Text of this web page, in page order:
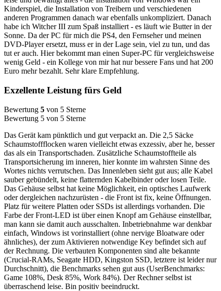
Kinderspiel, die Installation von Treibern und verschiedenen
anderen Programmen danach war ebenfalls unkompliziert. Danach
habe ich Witcher III zum Spaß installiert - es läuft wie Butter in der
Sonne. Da der PC für mich die PS4, den Fernseher und meinen
DVD-Player ersetzt, muss er in der Lage sein, viel zu tun, und das
tut er auch. Hier bekommt man einen Super-PC für vergleichsweise
wenig Geld - ein Kollege von mir hat nur bessere Fans und hat 200
Euro mehr bezahlt. Sehr klare Empfehlung.
Exzellente Leistung fürs Geld
Bewertung 5 von 5 Sterne
Bewertung 5 von 5 Sterne
Das Gerät kam pünktlich und gut verpackt an. Die 2,5 Säcke
Schaumstoffflocken waren vielleicht etwas exzessiv, aber he, besser
das als ein Transportschaden. Zusätzliche Schaumstoffteile als
Transportsicherung im inneren, hier konnte im wahrsten Sinne des
Wortes nichts verrutschen. Das Innenleben sieht gut aus; alle Kabel
sauber gebündelt, keine flatternden Kabelbinder oder losen Teile.
Das Gehäuse selbst hat keine Möglichkeit, ein optisches Laufwerk
oder dergleichen nachzurüsten - die Front ist fix, keine Öffnungen.
Platz für weitere Platten oder SSDs ist allerdings vorhanden. Die
Farbe der Front-LED ist über einen Knopf am Gehäuse einstellbar,
man kann sie damit auch ausschalten. Inbetriebnahme war denkbar
einfach, Windows ist vorinstalliert (ohne nervige Bloatware oder
ähnliches), der zum Aktivieren notwendige Key befindet sich auf
der Rechnung. Die verbauten Komponenten sind alte bekannte
(Crucial-RAMs, Seagate HDD, Kingston SSD, letztere ist leider nur
Durchschnitt), die Benchmarks sehen gut aus (UserBenchmarks:
Game 108%, Desk 85%, Work 84%). Der Rechner selbst ist
überraschend leise. Bin positiv beeindruckt.